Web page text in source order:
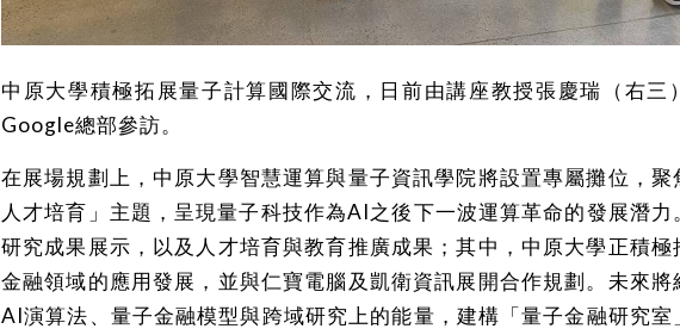
中原大學積極拓展量子計算國際交流，日前由講座教授張慶瑞（右三
Google總部參訪。
在展場規劃上，中原大學智慧運算與量子資訊學院將設置專屬攤位，
人才培育」主題，呈現量子科技作為AI之後下一波運算革命的發展潛
研究成果展示，以及人才培育與教育推廣成果；其中，中原大學正積
金融領域的應用發展，並與仁寶電腦及凱衛資訊展開合作規劃。未來
AI演算法、量子金融模型與跨域研究上的能量，建構「量子金融研究